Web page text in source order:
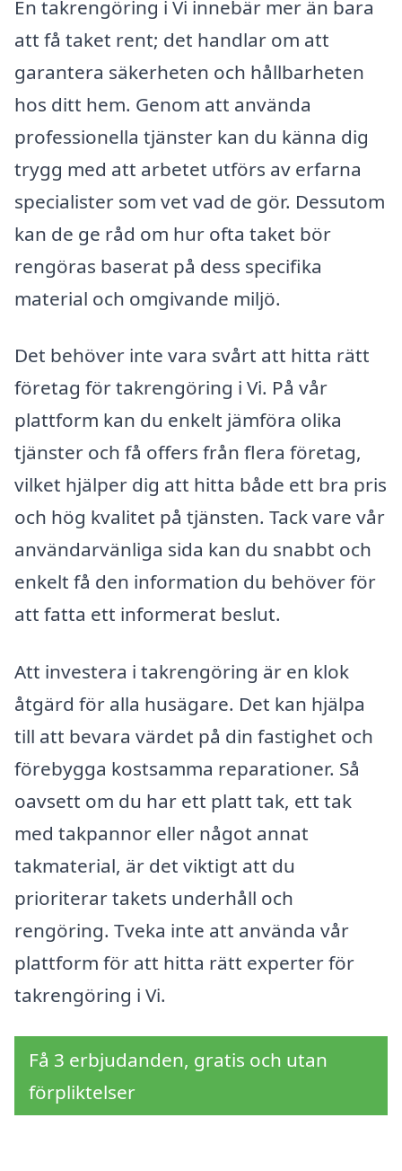
En takrengöring i Vi innebär mer än bara
att få taket rent; det handlar om att
garantera säkerheten och hållbarheten
hos ditt hem. Genom att använda
professionella tjänster kan du känna dig
trygg med att arbetet utförs av erfarna
specialister som vet vad de gör. Dessutom
kan de ge råd om hur ofta taket bör
rengöras baserat på dess specifika
material och omgivande miljö.
Det behöver inte vara svårt att hitta rätt
företag för takrengöring i Vi. På vår
plattform kan du enkelt jämföra olika
tjänster och få offers från flera företag,
vilket hjälper dig att hitta både ett bra pris
och hög kvalitet på tjänsten. Tack vare vår
användarvänliga sida kan du snabbt och
enkelt få den information du behöver för
att fatta ett informerat beslut.
Att investera i takrengöring är en klok
åtgärd för alla husägare. Det kan hjälpa
till att bevara värdet på din fastighet och
förebygga kostsamma reparationer. Så
oavsett om du har ett platt tak, ett tak
med takpannor eller något annat
takmaterial, är det viktigt att du
prioriterar takets underhåll och
rengöring. Tveka inte att använda vår
plattform för att hitta rätt experter för
takrengöring i Vi.
Få 3 erbjudanden, gratis och utan
förpliktelser